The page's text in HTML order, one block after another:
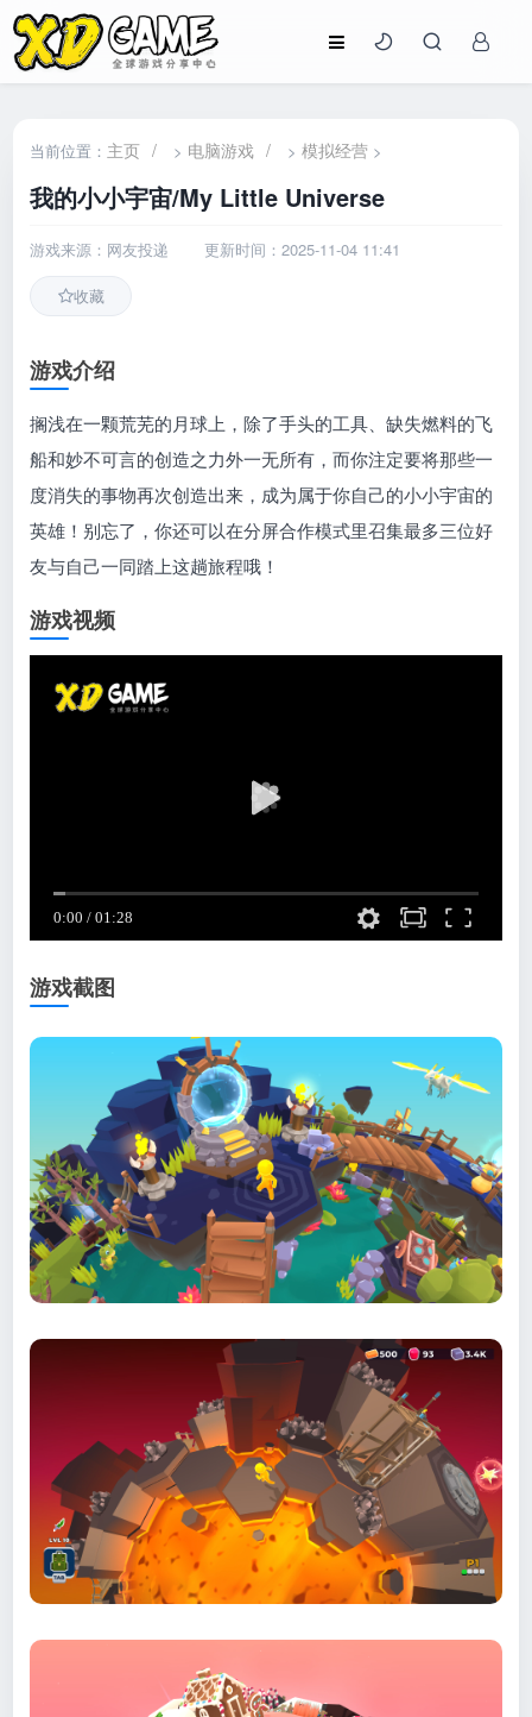
当前位置： 主页 / > 电脑游戏 / >模拟经营 >
我的小小宇宙/My Little Universe
游戏来源：网友投递 更新时间：2025-11-04 11:41
收藏
游戏介绍
搁浅在一颗荒芜的月球上，除了手头的工具、缺失燃料的飞
船和妙不可言的创造之力外一无所有，而你注定要将那些一
度消失的事物再次创造出来，成为属于你自己的小小宇宙的
英雄！别忘了，你还可以在分屏合作模式里召集最多三位好
友与自己一同踏上这趟旅程哦！
游戏视频
游戏截图